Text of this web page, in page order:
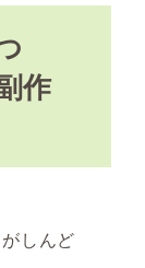
作
しんど